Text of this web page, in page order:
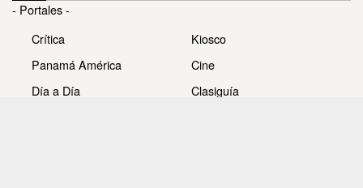
- Portales -
Crítica
Panamá América
Día a Día
Kiosco
Cine
Clasiguía